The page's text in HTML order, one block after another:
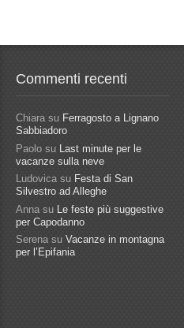
Commenti recenti
Chiarasu Ferragosto a Lignano
Sabbiadoro
Paolo su
Last minute per le
vacanze sulla neve
Ludovica su Festa di San
Silvestro ad Alleghe
Anna su
Le feste più suggestive
per Capodanno
Serena su Vacanze in montagna
per l’Epifania